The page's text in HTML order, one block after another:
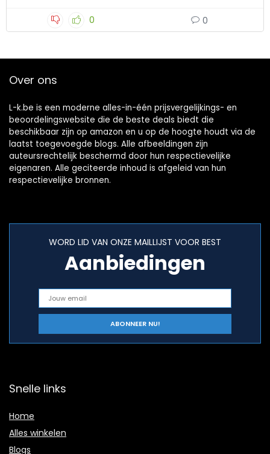
0 0
Over ons
L-k.be is een moderne alles-in-één prijsvergelijkings- en
beoordelingswebsite die de beste deals biedt die
beschikbaar zijn op amazon en u op de hoogte houdt via de
laatst toegevoegde blogs. Alle afbeeldingen zijn
auteursrechtelijk beschermd door hun respectievelijke
eigenaren. Alle geciteerde inhoud is afgeleid van hun
respectievelijke bronnen.
WORD LID VAN ONZE MAILLIJST VOOR BEST
Aanbiedingen
Snelle links
Home
Alles winkelen
Blogs